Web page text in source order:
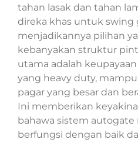
tahan lasak dan tahan
direka khas untuk swing
menjadikannya pilihan
kebanyakan struktur
utama adalah
yang heavy duty,
pagar yang besar dan
Ini memberikan
bahawa sistem autogate
berfungsi dengan baik